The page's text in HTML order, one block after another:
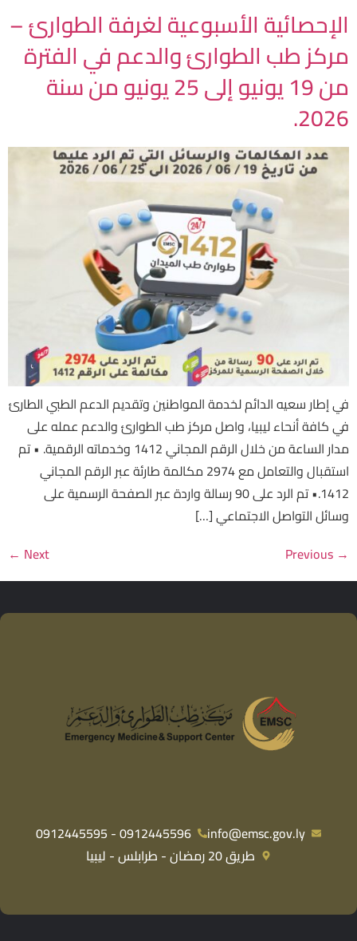
الإحصائية الأسبوعية لغرفة الطوارئ –
مركز طب الطوارئ والدعم في الفترة
من 19 يونيو إلى 25 يونيو من سنة
2026.
في إطار سعيه الدائم لخدمة المواطنين وتقديم الدعم الطبي الطارئ
في كافة أنحاء ليبيا، واصل مركز طب الطوارئ والدعم عمله على
مدار الساعة من خلال الرقم المجاني 1412 وخدماته الرقمية. • تم
استقبال والتعامل مع 2974 مكالمة طارئة عبر الرقم المجاني
1412.• تم الرد على 90 رسالة واردة عبر الصفحة الرسمية على
وسائل التواصل الاجتماعي […]
→
Next
←
info@emsc.gov.ly
0912445596 - 0912445595
طريق 20 رمضان - طرابلس - ليبيا